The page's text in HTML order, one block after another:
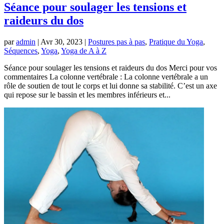
Séance pour soulager les tensions et
raideurs du dos
paradmin | Avr 30, 2023 | Postures pas à pas, Pratique du Yoga,
Séquences, Yoga, Yoga de A à Z
Séance pour soulager les tensions et raideurs du dos Merci pour vos
commentaires La colonne vertébrale : La colonne vertébrale a un
rôle de soutien de tout le corps et lui donne sa stabilité. C’est un axe
qui repose sur le bassin et les membres inférieurs et...